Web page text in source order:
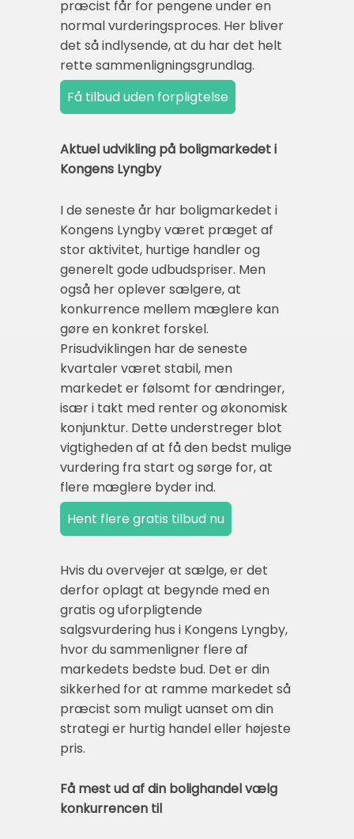
præcist får for pengene under en
normal vurderingsproces. Her bliver
det så indlysende, at du har det helt
rette sammenligningsgrundlag.
Aktuel udvikling på boligmarkedet i
Kongens Lyngby
I de seneste år har boligmarkedet i
Kongens Lyngby været præget af
stor aktivitet, hurtige handler og
generelt gode udbudspriser. Men
også her oplever sælgere, at
konkurrence mellem mæglere kan
gøre en konkret forskel.
Prisudviklingen har de seneste
kvartaler været stabil, men
markedet er følsomt for ændringer,
især i takt med renter og økonomisk
konjunktur. Dette understreger blot
vigtigheden af at få den bedst mulige
vurdering fra start og sørge for, at
flere mæglere byder ind.
Hvis du overvejer at sælge, er det
derfor oplagt at begynde med en
gratis og uforpligtende
salgsvurdering hus i Kongens Lyngby,
hvor du sammenligner flere af
markedets bedste bud. Det er din
sikkerhed for at ramme markedet så
præcist som muligt uanset om din
strategi er hurtig handel eller højeste
pris.
Få mest ud af din bolighandel vælg
konkurrencen til